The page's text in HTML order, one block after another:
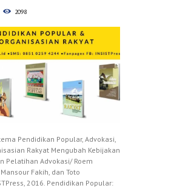
2098
Pendidikan Popular, Advokasi,
Rakyat Mengubah Kebijakan
Pelatihan Advokasi/ Roem
Fakih, dan Toto
2016. Pendidikan Popular: